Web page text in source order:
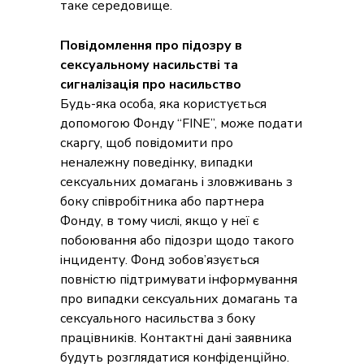
таке середовище.
Повідомлення про підозру в
сексуальному насильстві та
сигналізація про насильство
Будь-яка особа, яка користується
допомогою Фонду “FINE”, може подати
скаргу, щоб повідомити про
неналежну поведінку, випадки
сексуальних домагань і зловживань з
боку співробітника або партнера
Фонду, в тому числі, якщо у неї є
побоювання або підозри щодо такого
інциденту. Фонд зобов’язується
повністю підтримувати інформування
про випадки сексуальних домагань та
сексуального насильства з боку
працівників. Контактні дані заявника
будуть розглядатися конфіденційно.